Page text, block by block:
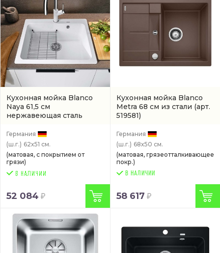
Кухонная мойка Blanco
Naya 61,5 см
нержавеющая сталь
Германия
(ш.г.) 62x51 см.
(матовая, с покрытием от
грязи)
52 084
Кухонная мойка Blanco
Metra 68 см из стали (арт.
519581)
Германия
(ш.г.) 68x50 см.
(матовая, грязеотталкивающее
покр.)
В НАЛИЧИИ
58 617